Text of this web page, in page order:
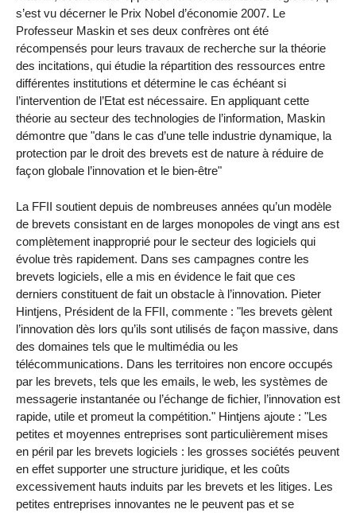
s’est vu décerner le Prix Nobel d’économie 2007. Le
Professeur Maskin et ses deux confrères ont été
récompensés pour leurs travaux de recherche sur la théorie
des incitations, qui étudie la répartition des ressources entre
différentes institutions et détermine le cas échéant si
l’intervention de l’Etat est nécessaire. En appliquant cette
théorie au secteur des technologies de l’information, Maskin
démontre que "dans le cas d’une telle industrie dynamique, la
protection par le droit des brevets est de nature à réduire de
façon globale l’innovation et le bien-être"
La FFII soutient depuis de nombreuses années qu’un modèle
de brevets consistant en de larges monopoles de vingt ans est
complètement inapproprié pour le secteur des logiciels qui
évolue très rapidement. Dans ses campagnes contre les
brevets logiciels, elle a mis en évidence le fait que ces
derniers constituent de fait un obstacle à l’innovation. Pieter
Hintjens, Président de la FFII, commente : "les brevets gèlent
l’innovation dès lors qu’ils sont utilisés de façon massive, dans
des domaines tels que le multimédia ou les
télécommunications. Dans les territoires non encore occupés
par les brevets, tels que les emails, le web, les systèmes de
messagerie instantanée ou l’échange de fichier, l’innovation est
rapide, utile et promeut la compétition." Hintjens ajoute : "Les
petites et moyennes entreprises sont particulièrement mises
en péril par les brevets logiciels : les grosses sociétés peuvent
en effet supporter une structure juridique, et les coûts
excessivement hauts induits par les brevets et les litiges. Les
petites entreprises innovantes ne le peuvent pas et se